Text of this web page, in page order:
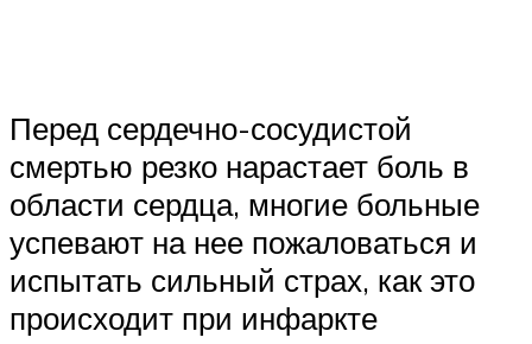
Перед сердечно-сосудистой
смертью резко нарастает боль в
области сердца, многие больные
успевают на нее пожаловаться и
испытать сильный страх, как это
происходит при инфаркте